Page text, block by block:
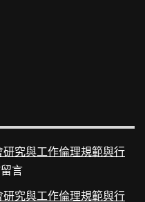
研究與工作倫理規範與行
言
研究與工作倫理規範與行